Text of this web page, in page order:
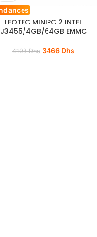
LEOTEC MINIPC 2 INTEL
J3455/4GB/64GB EMMC
4193Dhs 3466 Dhs